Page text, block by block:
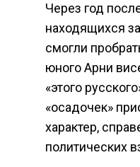
Через год
находящихся
смогли
юного Арни
«этого
«осадочек»
характер,
политических